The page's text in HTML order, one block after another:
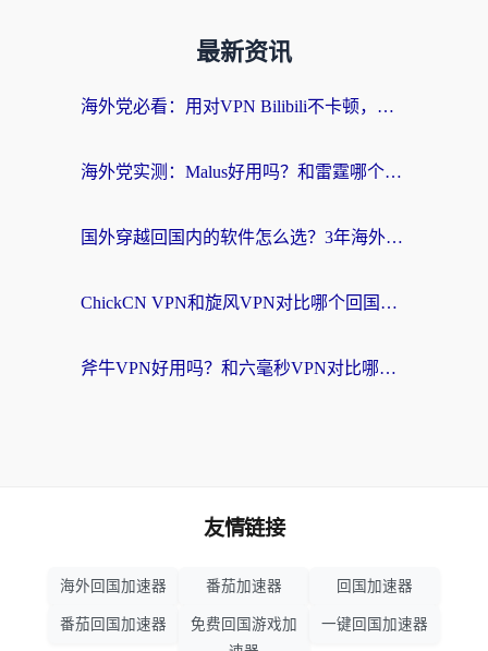
最新资讯
海外党必看：用对VPN Bilibili不卡顿，英国玩国内游戏也丝滑——2026回国加速器选择指南
海外党实测：Malus好用吗？和雷霆哪个好？+ 3款热门加速器深度对比
国外穿越回国内的软件怎么选？3年海外党亲测实用指南，告别地域限制
ChickCN VPN和旋风VPN对比哪个回国效果更好？海外党实测回国内网神器指南
斧牛VPN好用吗？和六毫秒VPN对比哪个回国效果更好？海外党亲测实用指南
友情链接
海外回国加速器 番茄加速器 回国加速器
番茄回国加速器
免费回国游戏加
一键回国加速器